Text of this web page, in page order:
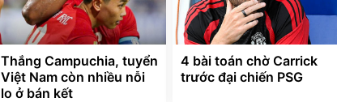
Thắng Campuchia, tuyển
Việt Nam còn nhiều nỗi
lo ở bán kết
4 bài toán chờ Carrick
trước đại chiến PSG